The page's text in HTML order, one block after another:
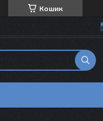
Кошик